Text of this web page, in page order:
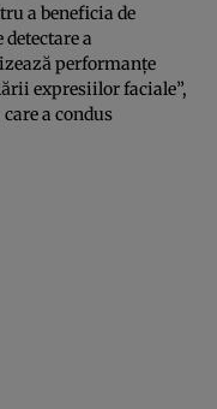
a beneficia de
a
performanțe
expresiilor faciale”,
a condus